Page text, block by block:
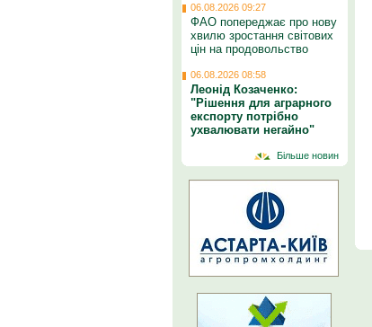
06.08.2026 09:27
ФАО попереджає про нову
хвилю зростання світових
цін на продовольство
06.08.2026 08:58
Леонід Козаченко:
"Рішення для аграрного
експорту потрібно
ухвалювати негайно"
Більше новин